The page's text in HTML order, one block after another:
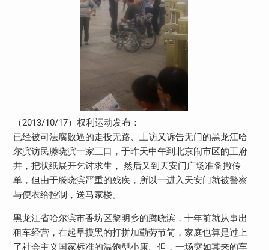
（2013/10/17）权利运动发布：
已经被司法腐败逼的走投无路、上访又诉告无门的黑龙江哈
尔滨访民滕晓滨一家三口，于昨天中午到北京闹市区的王府
井，把状纸展开乞讨求生， 然后又到天安门广场准备撒传
单，但由于滕晓滨严重的残疾，所以一进入天安门就被警察
与便衣给控制，送马家楼。
黑龙江省哈尔滨市香坊区黎明乡的腾晓滨，十年前就从事出
租车经营，在起早摸黑的打拼加勤劳节简，家庭也算是过上
了社会主义国家标准的温饱型小康。但，一场突如其来的车